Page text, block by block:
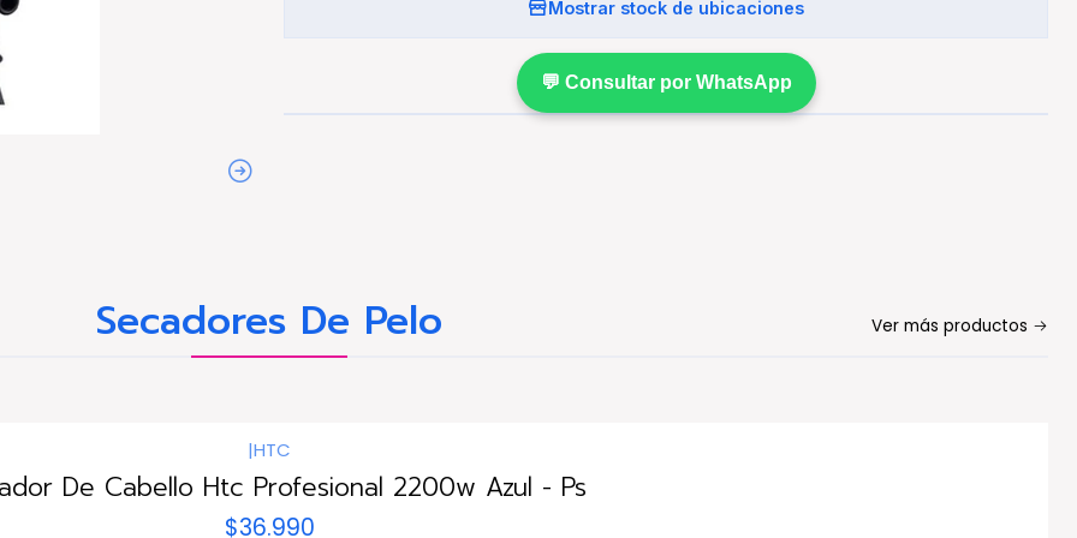
Mostrar stock de ubicaciones
💬 Consultar por WhatsApp
Secadores De Pelo Ver más productos
|HTC
De Cabello Htc Profesional 2200w Azul - Ps
$36.990